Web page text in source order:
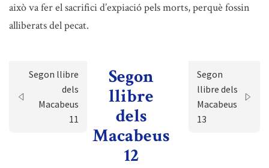
això va fer el sacrifici d’expiació pels morts, perquè fossin
alliberats del pecat.
Segon llibre
dels
Macabeus
11
Segon
llibre
dels
Macabeus
12
Segon
llibre dels
Macabeus
13